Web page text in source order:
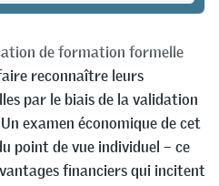
de formation formelle
reconnaître leurs
par le biais de la validation
examen économique de cet
point de vue individuel – ce
financiers qui incitent